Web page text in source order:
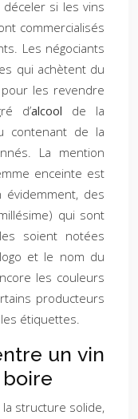
si les vins
commercialisés
Les négociants
qui achètent du
les revendre
d’alcool de la
contenant de la
La mention
enceinte est
évidemment, des
qui sont
soient notées
et le nom du
les couleurs
producteurs
étiquettes.
un vin
boire
structure solide,